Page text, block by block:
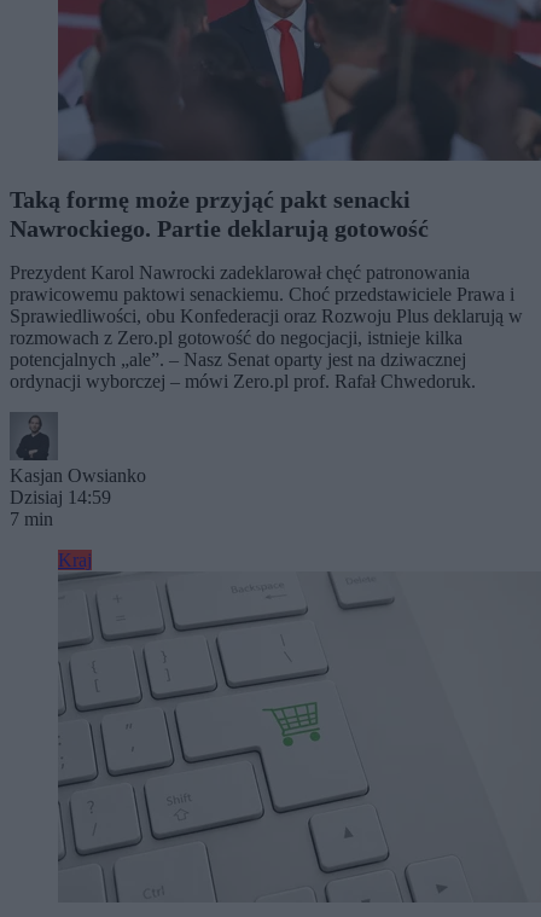
Taką formę może przyjąć pakt senacki
Nawrockiego. Partie deklarują gotowość
Prezydent Karol Nawrocki zadeklarował chęć patronowania
prawicowemu paktowi senackiemu. Choć przedstawiciele Prawa i
Sprawiedliwości, obu Konfederacji oraz Rozwoju Plus deklarują w
rozmowach z Zero.pl gotowość do negocjacji, istnieje kilka
potencjalnych „ale”. – Nasz Senat oparty jest na dziwacznej
ordynacji wyborczej – mówi Zero.pl prof. Rafał Chwedoruk.
Kasjan Owsianko
Dzisiaj 14:59
7 min
Kraj